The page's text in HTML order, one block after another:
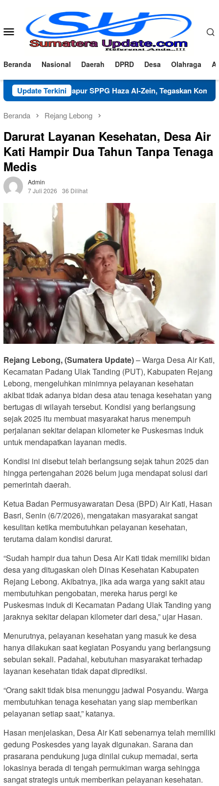
Menu
Mobile
Beranda Nasional Daerah DPRD Desa Olahraga
Update Terkini
Dapur SPPG Haza Al-Zein, Tegaskan Komitmen Jaga
Beranda Rejang Lebong
Darurat Layanan Kesehatan, Desa Air
Kati Hampir Dua Tahun Tanpa Tenaga
Medis
Admin
7 Juli 2026
36 Dilihat
Rejang Lebong, (Sumatera Update)– Warga Desa Air Kati,
Kecamatan Padang Ulak Tanding (PUT), Kabupaten Rejang
Lebong, mengeluhkan minimnya pelayanan kesehatan
akibat tidak adanya bidan desa atau tenaga kesehatan yang
bertugas di wilayah tersebut. Kondisi yang berlangsung
sejak 2025 itu membuat masyarakat harus menempuh
perjalanan sekitar delapan kilometer ke Puskesmas induk
untuk mendapatkan layanan medis.
Kondisi ini disebut telah berlangsung sejak tahun 2025 dan
hingga pertengahan 2026 belum juga mendapat solusi dari
pemerintah daerah.
Ketua Badan Permusyawaratan Desa (BPD) Air Kati, Hasan
Basri, Senin (6/7/2026), mengatakan masyarakat sangat
kesulitan ketika membutuhkan pelayanan kesehatan,
terutama dalam kondisi darurat.
“Sudah hampir dua tahun Desa Air Kati tidak memiliki bidan
desa yang ditugaskan oleh Dinas Kesehatan Kabupaten
Rejang Lebong. Akibatnya, jika ada warga yang sakit atau
membutuhkan pengobatan, mereka harus pergi ke
Puskesmas induk di Kecamatan Padang Ulak Tanding yang
jaraknya sekitar delapan kilometer dari desa,” ujar Hasan.
Menurutnya, pelayanan kesehatan yang masuk ke desa
hanya dilakukan saat kegiatan Posyandu yang berlangsung
sebulan sekali. Padahal, kebutuhan masyarakat terhadap
layanan kesehatan tidak dapat diprediksi.
“Orang sakit tidak bisa menunggu jadwal Posyandu. Warga
membutuhkan tenaga kesehatan yang siap memberikan
pelayanan setiap saat,” katanya.
Hasan menjelaskan, Desa Air Kati sebenarnya telah memiliki
gedung Poskesdes yang layak digunakan. Sarana dan
prasarana pendukung juga dinilai cukup memadai, serta
lokasinya berada di tengah permukiman warga sehingga
sangat strategis untuk memberikan pelayanan kesehatan.